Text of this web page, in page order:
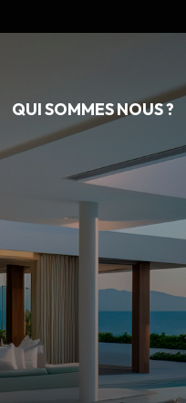
QUI SOMMES NOUS ?